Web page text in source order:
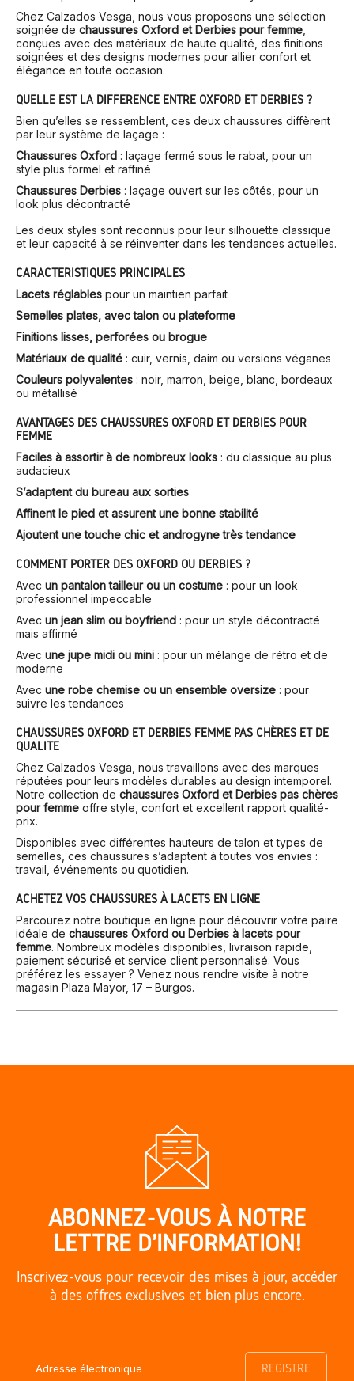
Chez Calzados Vesga, nous vous proposons une sélection
soignée de chaussures Oxford et Derbies pour femme,
conçues avec des matériaux de haute qualité, des finitions
soignées et des designs modernes pour allier confort et
élégance en toute occasion.
QUELLE EST LA DIFFÉRENCE ENTRE OXFORD ET DERBIES ?
Bien qu’elles se ressemblent, ces deux chaussures diffèrent
par leur système de laçage :
Chaussures Oxford : laçage fermé sous le rabat, pour un
style plus formel et raffiné
Chaussures Derbies : laçage ouvert sur les côtés, pour un
look plus décontracté
Les deux styles sont reconnus pour leur silhouette classique
et leur capacité à se réinventer dans les tendances actuelles.
CARACTÉRISTIQUES PRINCIPALES
Lacets réglables pour un maintien parfait
Semelles plates, avec talon ou plateforme
Finitions lisses, perforées ou brogue
Matériaux de qualité : cuir, vernis, daim ou versions véganes
Couleurs polyvalentes : noir, marron, beige, blanc, bordeaux
ou métallisé
AVANTAGES DES CHAUSSURES OXFORD ET DERBIES POUR
FEMME
Faciles à assortir à de nombreux looks : du classique au plus
audacieux
S’adaptent du bureau aux sorties
Affinent le pied et assurent une bonne stabilité
Ajoutent une touche chic et androgyne très tendance
COMMENT PORTER DES OXFORD OU DERBIES ?
Avec un pantalon tailleur ou un costume : pour un look
professionnel impeccable
Avec un jean slim ou boyfriend : pour un style décontracté
mais affirmé
Avec une jupe midi ou mini : pour un mélange de rétro et de
moderne
Avec une robe chemise ou un ensemble oversize : pour
suivre les tendances
CHAUSSURES OXFORD ET DERBIES FEMME PAS CHÈRES ET DE
QUALITÉ
Chez Calzados Vesga, nous travaillons avec des marques
réputées pour leurs modèles durables au design intemporel.
Notre collection de chaussures Oxford et Derbies pas chères
pour femme offre style, confort et excellent rapport qualité-
prix.
Disponibles avec différentes hauteurs de talon et types de
semelles, ces chaussures s’adaptent à toutes vos envies :
travail, événements ou quotidien.
ACHETEZ VOS CHAUSSURES À LACETS EN LIGNE
Parcourez notre boutique en ligne pour découvrir votre paire
idéale de chaussures Oxford ou Derbies à lacets pour
femme. Nombreux modèles disponibles, livraison rapide,
paiement sécurisé et service client personnalisé. Vous
préférez les essayer ? Venez nous rendre visite à notre
magasin Plaza Mayor, 17 – Burgos.
ABONNEZ-VOUS À NOTRE
LETTRE D'INFORMATION!
Inscrivez-vous pour recevoir des mises à jour, accéder
à des offres exclusives et bien plus encore.